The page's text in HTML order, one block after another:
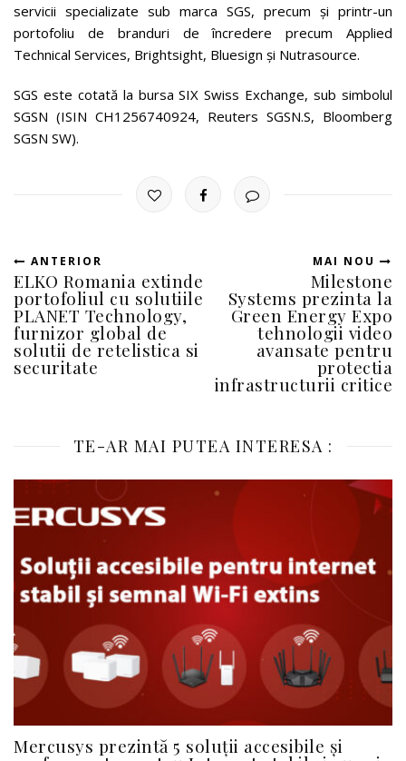
servicii specializate sub marca SGS, precum și printr-un
portofoliu de branduri de încredere precum Applied
Technical Services, Brightsight, Bluesign și Nutrasource.
SGS este cotată la bursa SIX Swiss Exchange, sub simbolul
SGSN (ISIN CH1256740924, Reuters SGSN.S, Bloomberg
SGSN SW).
ANTERIOR
ELKO Romania extinde
portofoliul cu solutiile
PLANET Technology,
furnizor global de
solutii de retelistica si
securitate
MAI NOU
Milestone
Systems prezinta la
Green Energy Expo
tehnologii video
avansate pentru
protectia
infrastructurii critice
TE-AR MAI PUTEA INTERESA :
Mercusys prezintă 5 soluții accesibile și